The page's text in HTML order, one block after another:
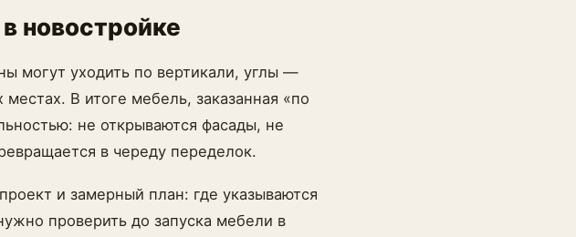
новостройке
могут уходить по вертикали, углы —
В итоге мебель, заказанная «по
не открываются фасады, не
в череду переделок.
и замерный план: где указываются
проверить до запуска мебели в